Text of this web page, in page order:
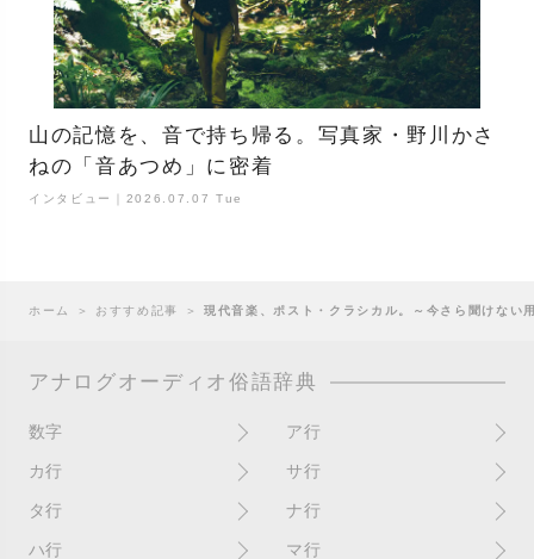
山の記憶を、音で持ち帰る。写真家・野川かさ
ねの「音あつめ」に密着
インタビュー｜2026.07.07 Tue
ホーム ＞ おすすめ記事 ＞現代音楽、ポスト・クラシカル。～今さら聞けな
アナログオーディオ俗語辞典
数字
10インチ
4チャンネル
ア行
RPM(33,45)
赤盤
アセテート盤
カ行
書き込み
サ行
サイン
タ行
ターンテーブル
ナ行
2枚使い
ハ行 マ行